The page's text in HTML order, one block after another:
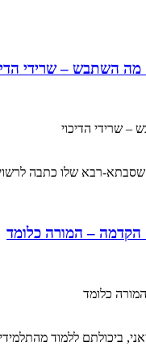
רבא שלו כתבה
ביכולתם ללמוד